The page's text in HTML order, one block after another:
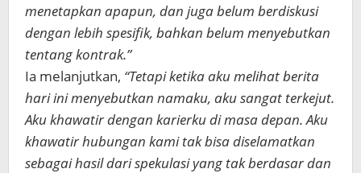
menetapkan apapun, dan juga belum berdiskusi
dengan lebih spesifik, bahkan belum menyebutkan
tentang kontrak.”
Ia melanjutkan, “Tetapi ketika aku melihat berita
hari ini menyebutkan namaku, aku sangat terkejut.
Aku khawatir dengan karierku di masa depan. Aku
khawatir hubungan kami tak bisa diselamatkan
sebagai hasil dari spekulasi yang tak berdasar dan